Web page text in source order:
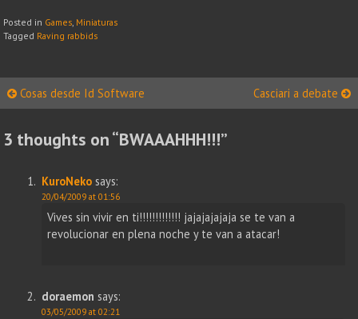
Posted in Games, Miniaturas
Tagged Raving rabbids
Post
Cosas desde Id Software Casciari a debate
3 thoughts on “BWAAAHHH!!!”
KuroNeko says:
20/04/2009 at 01:56
Vives sin vivir en ti!!!!!!!!!!!!! jajajajajaja se te van a
revolucionar en plena noche y te van a atacar!
doraemon says:
03/05/2009 at 02:21